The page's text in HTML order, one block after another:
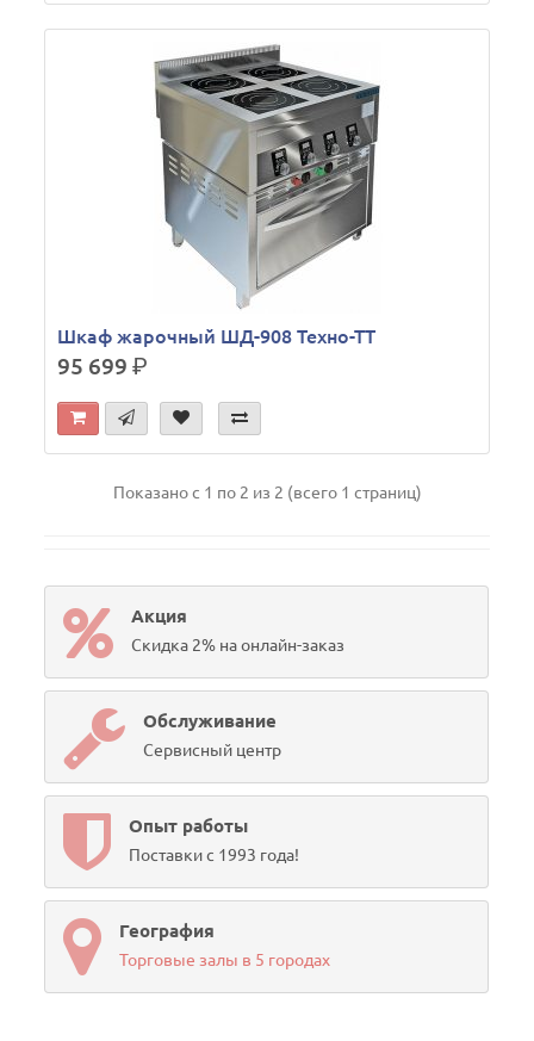
Шкаф жарочный ШД-908 Техно-ТТ
95 699р.
Показано с 1 по 2 из 2 (всего 1 страниц)
Акция
Скидка 2% на онлайн-заказ
Обслуживание
Сервисный центр
Опыт работы
Поставки с 1993 года!
География
Торговые залы в 5 городах